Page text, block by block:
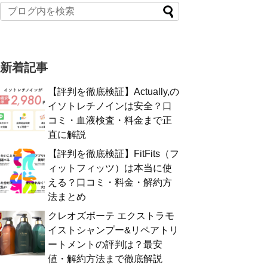
新着記事
【評判を徹底検証】Actually,の
イソトレチノインは安全？口
コミ・血液検査・料金まで正
直に解説
【評判を徹底検証】FitFits（フ
ィットフィッツ）は本当に使
える？口コミ・料金・解約方
法まとめ
クレオズボーテ エクストラモ
イストシャンプー&リペアトリ
ートメントの評判は？最安
値・解約方法まで徹底解説